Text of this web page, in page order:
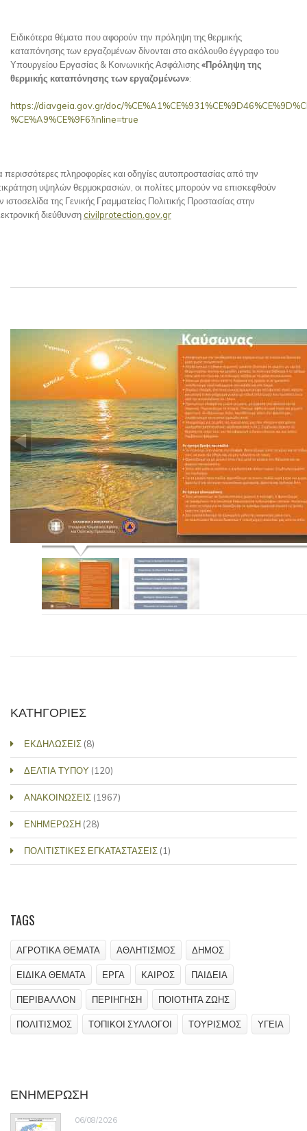
Ειδικότερα θέματα που αφορούν την πρόληψη της θερμικής
καταπόνησης των εργαζομένων δίνονται στο ακόλουθο έγγραφο του
Υπουργείου Εργασίας & Κοινωνικής Ασφάλισης«Πρόληψη της
θερμικής καταπόνησης των εργαζομένων»:
https://diavgeia.gov.gr/doc/
%CE%A9%CE%9F6?inline=true
περισσότερες πληροφορίες και οδηγίες αυτοπροστασίας από την
υψηλών θερμοκρασιών, οι πολίτες μπορούν να επισκεφθούν
ιστοσελίδα της Γενικής Γραμματείας Πολιτικής Προστασίας στην
διεύθυνση civilprotection.gov.gr
ΚΑΤΗΓΟΡΙΕΣ
ΕΚΔΗΛΩΣΕΙΣ (8)
ΔΕΛΤΙΑ ΤΥΠΟΥ (120)
ΑΝΑΚΟΙΝΩΣΕΙΣ (1967)
ΕΝΗΜΕΡΩΣΗ (28)
ΠΟΛΙΤΙΣΤΙΚΕΣ ΕΓΚΑΤΑΣΤΑΣΕΙΣ (1)
TAGS
ΑΓΡΟΤΙΚΑ ΘΕΜΑΤΑ ΑΘΛΗΤΙΣΜΟΣ ΔΗΜΟΣ
ΕΙΔΙΚΑ ΘΕΜΑΤΑ ΕΡΓΑ ΚΑΙΡΟΣ ΠΑΙΔΕΙΑ
ΠΕΡΙΒΑΛΛΟΝ ΠΕΡΙΗΓΗΣΗ ΠΟΙΟΤΗΤΑ ΖΩΗΣ
ΠΟΛΙΤΙΣΜΟΣ ΤΟΠΙΚΟΙ ΣΥΛΛΟΓΟΙ ΤΟΥΡΙΣΜΟΣ ΥΓΕΙΑ
ΕΝΗΜΕΡΩΣΗ
06/08/2026